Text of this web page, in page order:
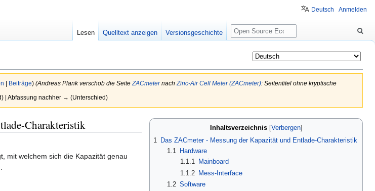
Beiträge) (Andreas Plank verschob die Seite ZACmeternach Zinc-Air Cell Meter (ZACmeter): Seitentitel ohne kryptische
| Abfassung nachher → (Unterschied)
Inhaltsverzeichnis
1 Das ZACmeter - Messung der Kapazität und Entlade-Charakteristik
1.1
Hardware
1.1.1 Mainboard
1.1.2 Mess-Interface
1.2 Software
Charakteristik
mit welchem sich die Kapazität genau
Deutsch Anmelden
Lesen Quelltext anzeigen Versionsgeschichte
Suche